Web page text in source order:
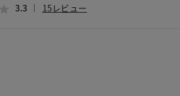
3.3 15レビュー